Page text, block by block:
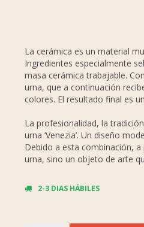
La cerámica es un material
Ingredientes especialmente
masa cerámica trabajable.
urna, que a continuación
colores. El resultado final es
La profesionalidad, la
urna ‘Venezia’. Un diseño
Debido a esta combinación, a
urna, sino un objeto de arte
2-3 DIAS HÁBILES